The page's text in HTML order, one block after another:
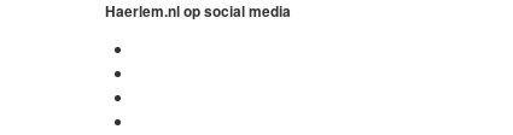
Haerlem.nl op social media